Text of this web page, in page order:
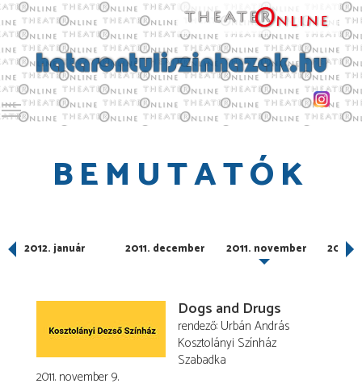
Toggle main menu visibility
BEMUTATÓK
2012. január 2011. december 2011. november 2011.
Dogs and Drugs
rendező Urbán András
Kosztolányi Színház
Szabadka
2011. november 9.